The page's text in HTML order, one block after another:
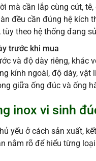
mà cần lắp cùng cút,
đều cần đúng hệ
tùy theo hệ thống đang
trước khi mua
và độ dày riêng, khác
kính ngoài, độ dày,
giữa ống đúc và ống
inox vi sinh
yếu ở cách sản xuất,
nắm rõ để hiểu từng